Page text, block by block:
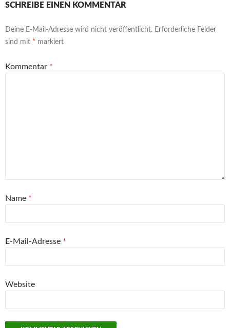
SCHREIBE EINEN KOMMENTAR
Deine E-Mail-Adresse wird nicht veröffentlicht. Erforderliche Felder
sind mit * markiert
Kommentar *
Name *
E-Mail-Adresse *
Website